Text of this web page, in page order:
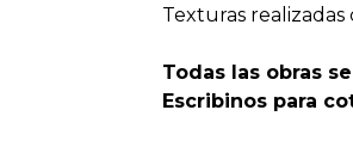
Texturas
Todas las obras
Escribinos para